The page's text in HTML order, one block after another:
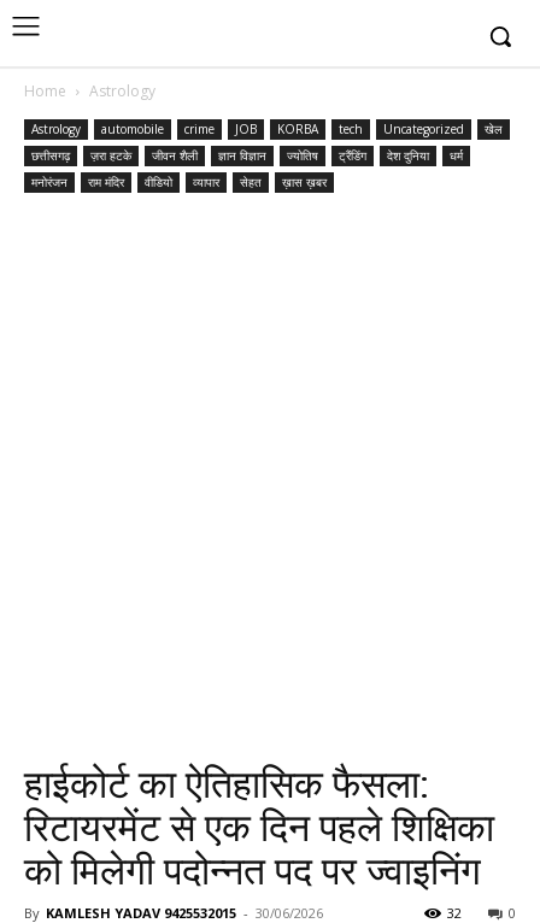
Home Astrology
Astrology automobile crime JOB KORBA tech Uncategorized
खेल
छत्तीसगढ़
ज़रा हटके जीवन शैली ज्ञान विज्ञान ज्योतिष ट्रैंडिंग देश दुनिया
धर्म
मनोरंजन
राम मंदिर वीडियो व्यापार सेहत ख़ास ख़बर
हाईकोर्ट का ऐतिहासिक फैसला:
रिटायरमेंट से एक दिन पहले शिक्षिका
को मिलेगी पदोन्नत पद पर ज्वाइनिंग
By KAMLESH YADAV 9425532015 - 30/06/2026 0
32